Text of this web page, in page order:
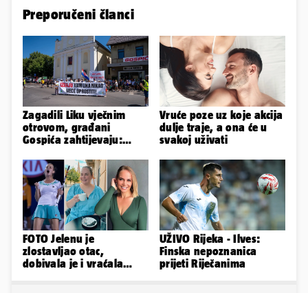
Preporučeni članci
Zagadili Liku vječnim
otrovom, građani
Gospića zahtijevaju:
odlagalište!'
Vruće poze uz koje akcija
dulje traje, a ona će u
svakoj uživati
FOTO Jelenu je
zlostavljao otac,
dobivala je i vraćala
UŽIVO Rijeka - Ilves:
Finska nepoznanica
prijeti Riječanima